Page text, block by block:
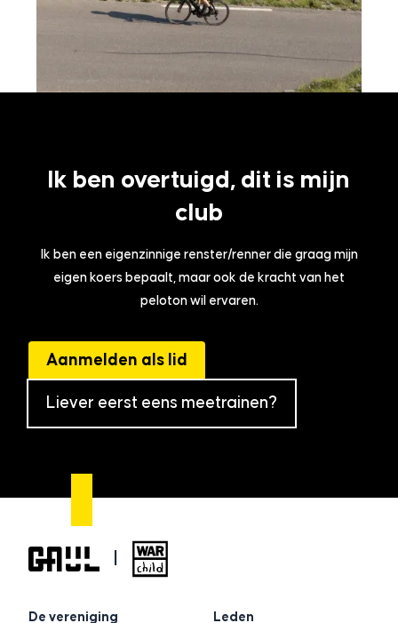
Ik ben overtuigd, dit is mijn
club
Ik ben een eigenzinnige renster/renner die graag mijn
eigen koers bepaalt, maar ook de kracht van het
peloton wil ervaren.
Aanmelden als lid
Liever eerst eens meetrainen?
De vereniging Leden